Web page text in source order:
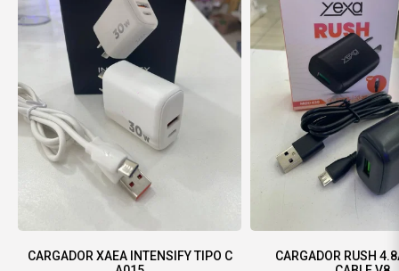
CARGADOR XAEA INTENSIFY TIPO C
CARGADOR RUSH